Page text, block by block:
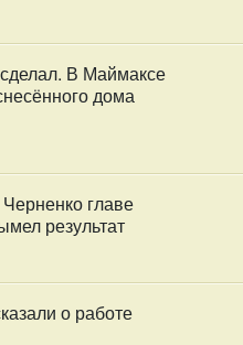
В Маймаксе
дома
главе
результат
о работе